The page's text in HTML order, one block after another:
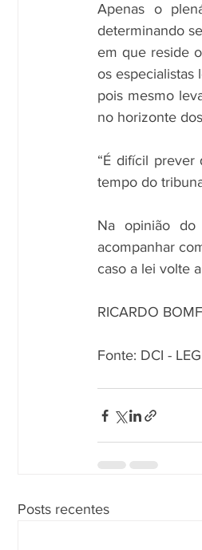
Apenas o
determinando
em que reside
os especialistas
pois mesmo
no horizonte
“É difícil
tempo do
Na opinião do
acompanhar
caso a lei volte
RICARDO
Fonte: DCI -
Posts recentes